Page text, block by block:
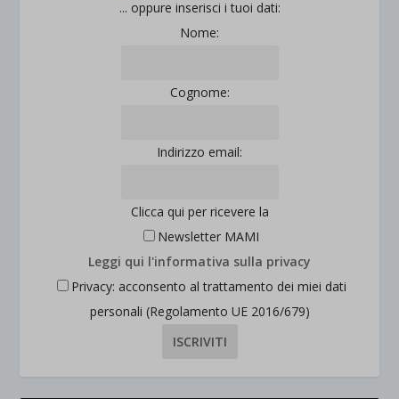
... oppure inserisci i tuoi dati:
Nome:
Cognome:
Indirizzo email:
Clicca qui per ricevere la
Newsletter MAMI
Leggi qui l'informativa sulla privacy
Privacy: acconsento al trattamento dei miei dati
personali (Regolamento UE 2016/679)
Mostra dettagli